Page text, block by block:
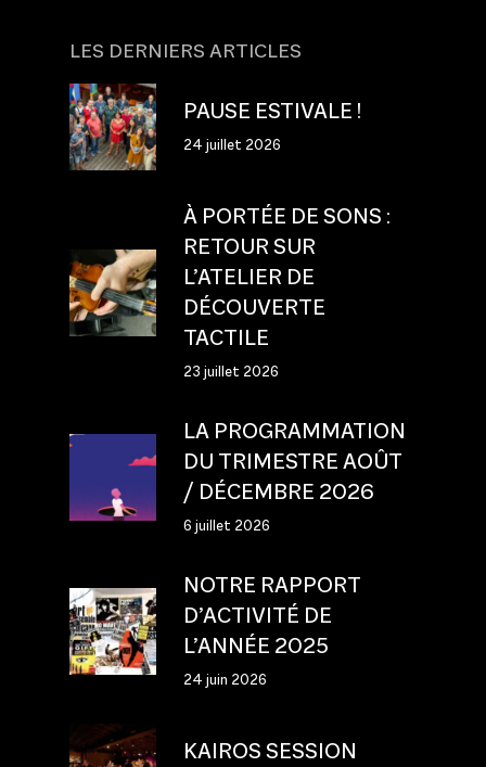
LES DERNIERS ARTICLES
PAUSE ESTIVALE !
24 juillet 2026
À PORTÉE DE SONS :
RETOUR SUR
L’ATELIER DE
DÉCOUVERTE
TACTILE
23 juillet 2026
LA PROGRAMMATION
DU TRIMESTRE AOÛT
/ DÉCEMBRE 2026
6 juillet 2026
NOTRE RAPPORT
D’ACTIVITÉ DE
L’ANNÉE 2025
24 juin 2026
KAIROS SESSION